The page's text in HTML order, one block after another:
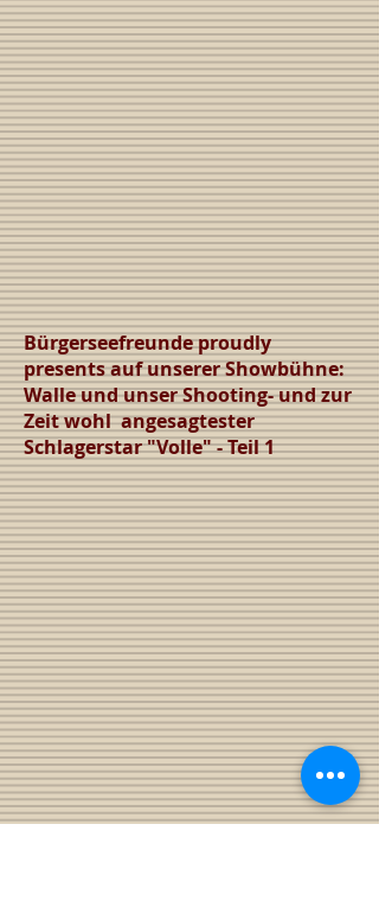
Bürgerseefreunde proudly
presents auf unserer Showbühne:
Walle und unser Shooting- und zur
Zeit wohl angesagtester
Schlagerstar "Volle" - Teil 1